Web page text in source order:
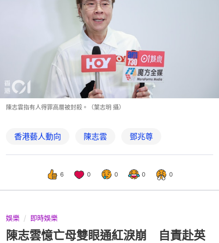
陳志雲指有人得罪高層被封殺。（葉志明 攝）
香港藝人動向 陳志雲 鄧兆尊
6 0 0 0 0
娛樂 即時娛樂
陳志雲憶亡母雙眼通紅淚崩 自責赴英